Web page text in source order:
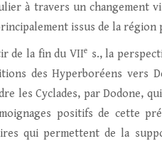
à travers un changement
issus de la région
de la fin du VIIe s., la
des Hyperboréens vers
les Cyclades, par Dodone,
positifs de cette
qui permettent de la